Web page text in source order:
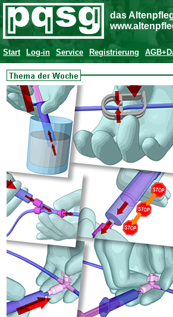
das
Start Log-in Service Registrierung